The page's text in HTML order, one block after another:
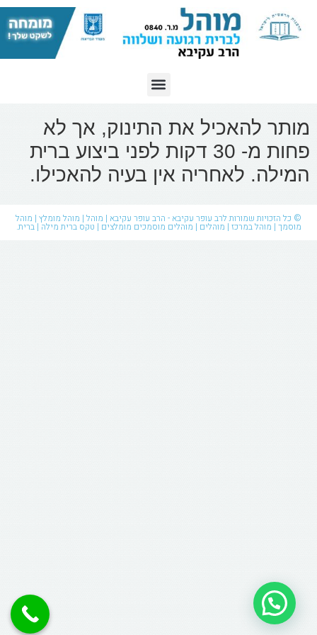
מותר להאכיל את התינוק, אך לא
פחות מ- 30 דקות לפני ביצוע ברית
המילה. לאחריה אין בעיה להאכילו.
© כל הזכויות שמורות לרב עופר עקיבא - הרב עופר עקיבא | מוהל | מוהל מומלץ | מוהל
מוסמך | מוהל במרכז | מוהלים | מוהלים מוסמכים מומלצים | טקס ברית מילה | ברית.